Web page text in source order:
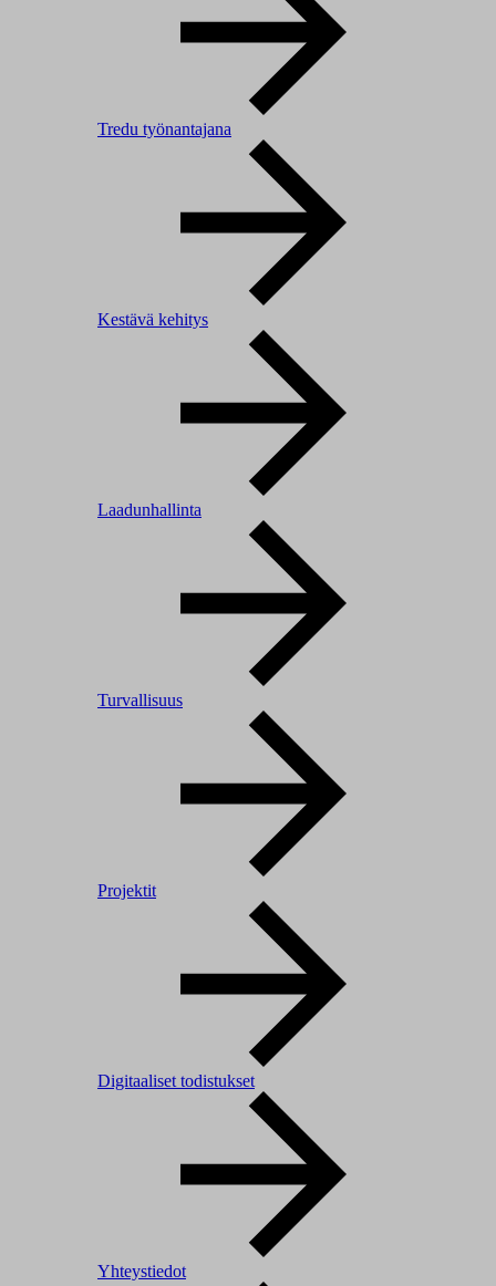
Tredu työnantajana
Kestävä kehitys
Laadunhallinta
Turvallisuus
Projektit
Digitaaliset todistukset
Yhteystiedot